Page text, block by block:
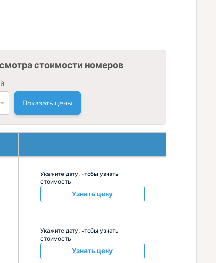
стоимости номеров
Показать цены
Укажите дату, чтобы узнать
стоимость
Узнать цену
Укажите дату, чтобы узнать
стоимость
Узнать цену